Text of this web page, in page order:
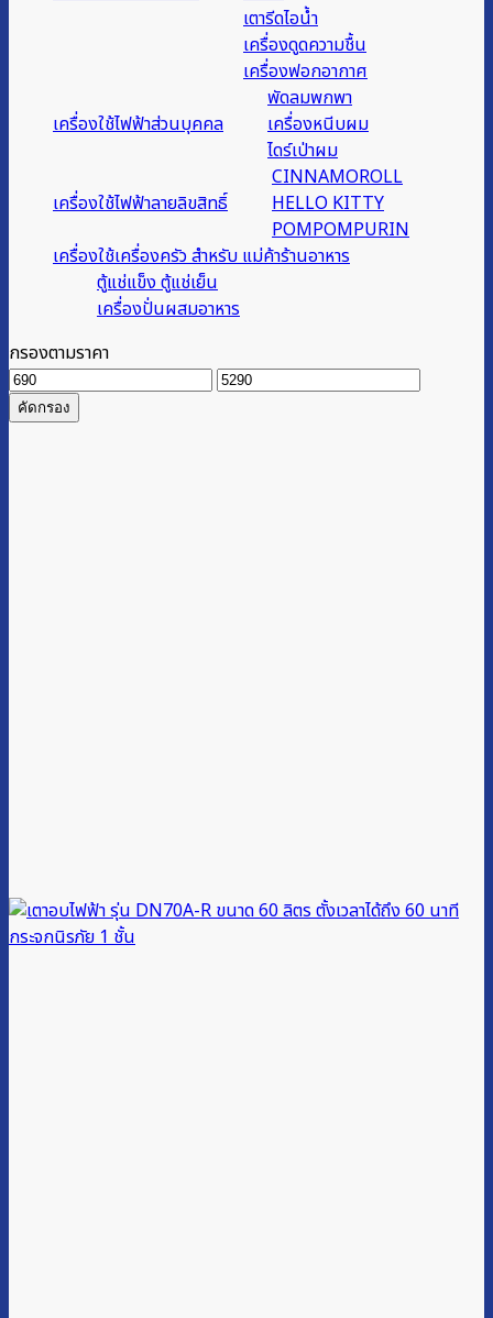
เตารีดไอน้ำ
เครื่องดูดความชื้น
เครื่องฟอกอากาศ
เครื่องใช้ไฟฟ้าส่วนบุคคล
พัดลมพกพา
เครื่องหนีบผม
ไดร์เป่าผม
เครื่องใช้ไฟฟ้าลายลิขสิทธิ์
CINNAMOROLL
HELLO KITTY
POMPOMPURIN
เครื่องใช้เครื่องครัว สำหรับ แม่ค้าร้านอาหาร
ตู้แช่แข็ง ตู้แช่เย็น
เครื่องปั่นผสมอาหาร
กรองตามราคา
ราคา
ต่ำ
สุด
ราคา
คัดกรอง